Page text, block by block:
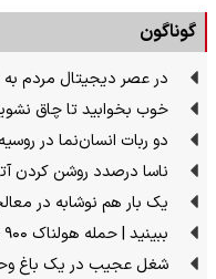
گوناگون
در عصر دیجیتال مردم به
خوب بخوابید تا چاق
دو ربات انسان‌نما در
ناسا درصدد روشن کردن
یک بار هم نوشابه در
ببینید | حمله هولناک ۹۰۰ مار کبرای قاتل به ساکنان مردم چین
شغل عجیب در یک باغ